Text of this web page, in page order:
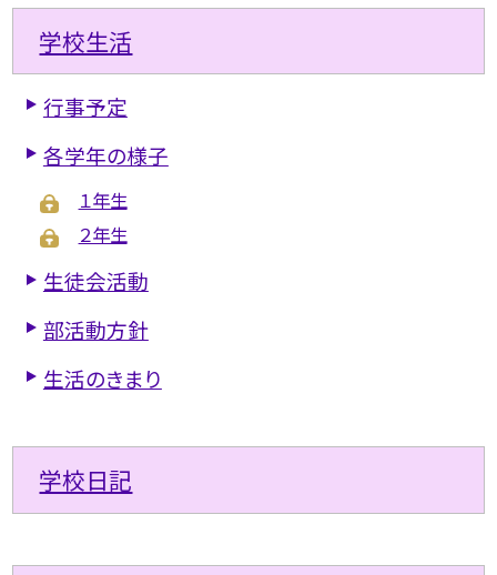
学校生活
行事予定
各学年の様子
１年生
２年生
生徒会活動
部活動方針
生活のきまり
学校日記